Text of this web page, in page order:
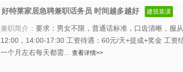
好特莱家居急聘兼职话务员 时间越多越好 建筑装潢
兼职简介： 要求：男女不限，普通话标准，口齿清晰，服
12:00，14:00-17:30 工资待遇：60元/天+提成+奖金 工资
一个月左右每天都需... 查看详情>>